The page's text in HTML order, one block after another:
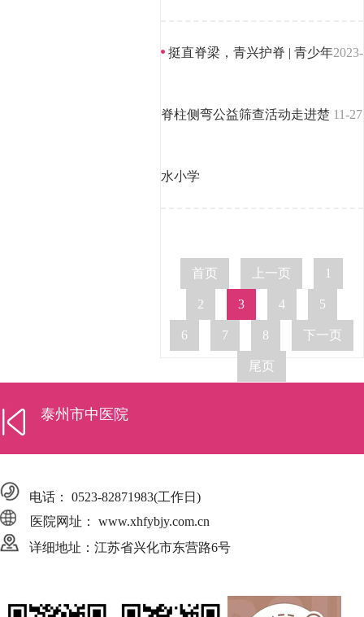
挺直脊梁，青兴护脊 | 青少年
脊柱侧弯公益筛查活动走进楚
水小学
2023-
11-27
首页 上一页 1
2 3 4 5
6 7 8 下一页
尾页
泰州市中医院
电话： 0523-82871983(工作日)
医院网址： www.xhfybjy.com.cn
详细地址：江苏省兴化市东营路6号